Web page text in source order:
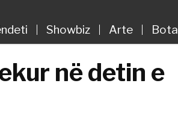
Showbiz Arte Bota
në detin e